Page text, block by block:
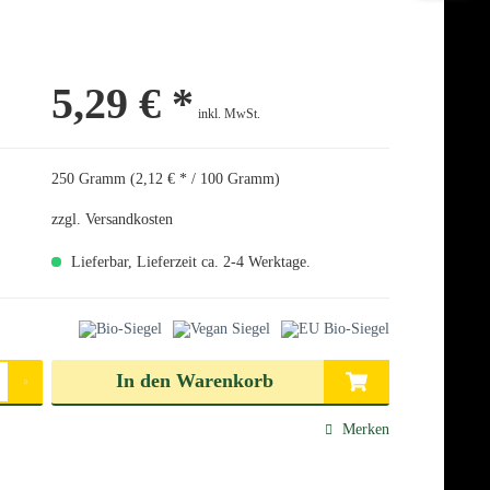
5,29 € * inkl. MwSt.
250 Gramm (2,12 € * / 100 Gramm)
zzgl. Versandkosten
Lieferbar, Lieferzeit ca. 2-4 Werktage.
In den Warenkorb
Merken